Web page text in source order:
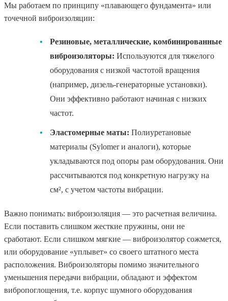
Мы работаем по принципу «плавающего фундамента» или
точечной виброизоляции:
•
Резиновые, металлические, комбинированные
виброизоляторы: Используются для тяжелого
оборудования с низкой частотой вращения
(например, дизель-генераторные установки).
Они эффективно работают начиная с низких
частот.
• Эластомерные маты: Полиуретановые
материалы (Sylomer и аналоги), которые
укладываются под опоры рам оборудования. Они
рассчитываются под конкретную нагрузку на
см², с учетом частоты вибрации.
Важно понимать: виброизоляция — это расчетная величина.
Если поставить слишком жесткие пружины, они не
сработают. Если слишком мягкие — виброизолятор сожмется,
или оборудование «уплывет» со своего штатного места
расположения. Виброизоляторы помимо значительного
уменьшения передачи вибрации, обладают и эффектом
вибропоглощения, т.е. корпус шумного оборудования